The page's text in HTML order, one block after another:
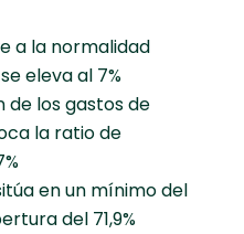
a la normalidad
eleva al 7%
de los gastos de
la ratio de
en un mínimo del
del 71,9%